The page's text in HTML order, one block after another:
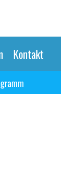
Kontakt